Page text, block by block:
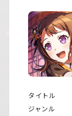
タイトル
ジャンル